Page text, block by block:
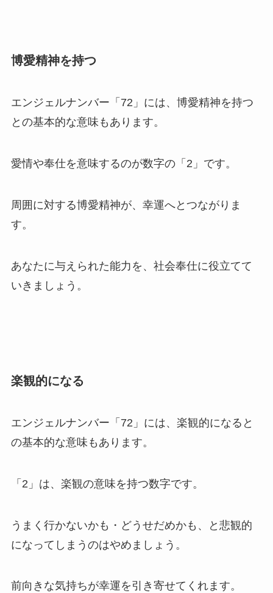
博愛精神を持つ
エンジェルナンバー「72」には、博愛精神を持つ
との基本的な意味もあります。
愛情や奉仕を意味するのが数字の「2」です。
周囲に対する博愛精神が、幸運へとつながりま
す。
あなたに与えられた能力を、社会奉仕に役立てて
いきましょう。
楽観的になる
エンジェルナンバー「72」には、楽観的になると
の基本的な意味もあります。
「2」は、楽観の意味を持つ数字です。
うまく行かないかも・どうせだめかも、と悲観的
になってしまうのはやめましょう。
前向きな気持ちが幸運を引き寄せてくれます。